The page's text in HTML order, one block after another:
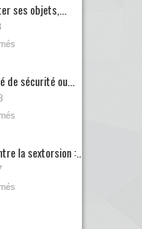
ses objets,...
sécurité ou...
la sextorsion :...